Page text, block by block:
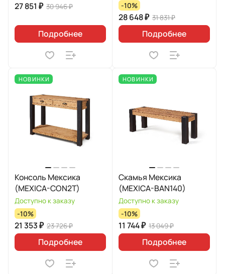
27 851 ₽ 30 946 ₽
Подробнее
-10%
28 648 ₽ 31 831 ₽
Подробнее
НОВИНКИ
Консоль Мексика
(MEXICA-CON2T)
Доступно к заказу
-10%
21 353 ₽ 23 726 ₽
Подробнее
НОВИНКИ
Скамья Мексика
(MEXICA-BAN140)
Доступно к заказу
-10%
11 744 ₽ 13 049 ₽
Подробнее